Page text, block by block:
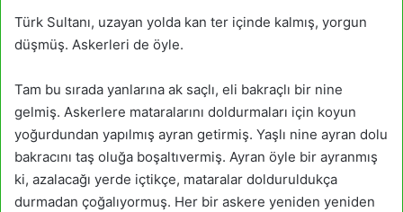
Türk Sultanı, uzayan yolda kan ter içinde kalmış, yorgun
düşmüş. Askerleri de öyle.
Tam bu sırada yanlarına ak saçlı, eli bakraçlı bir nine
gelmiş. Askerlere mataralarını doldurmaları için koyun
yoğurdundan yapılmış ayran getirmiş. Yaşlı nine ayran dolu
bakracını taş oluğa boşaltıvermiş. Ayran öyle bir ayranmış
ki, azalacağı yerde içtikçe, mataralar dolduruldukça
durmadan çoğalıyormuş. Her bir askere yeniden yeniden